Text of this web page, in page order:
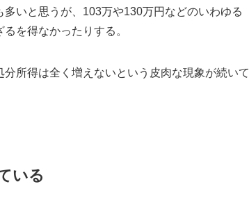
いと思うが、103万や130万円などのいわゆる
を得なかったりする。
所得は全く増えないという皮肉な現象が続いて
いる